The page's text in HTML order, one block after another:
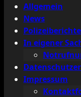
MenüAllgemein
News
Polizeiberichte
In eigener
Impressum